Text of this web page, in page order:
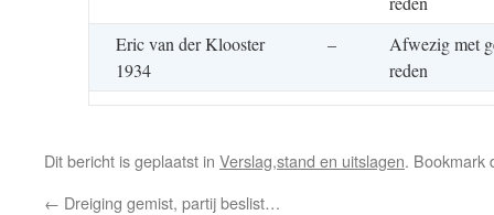
Eric van der Klooster
1934
–
Afwezig met
reden
Dit bericht is geplaatst in Verslag,stand en uitslagen. Bookmark
← Dreiging gemist, partij beslist…